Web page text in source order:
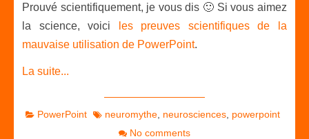
Prouvé scientifiquement, je vous dis 🙂 Si vous aimez
la science, voici
les preuves scientifiques de la
mauvaise utilisation de PowerPoint.
La suite...
PowerPoint neuromythe neurosciences powerpoint
No comments